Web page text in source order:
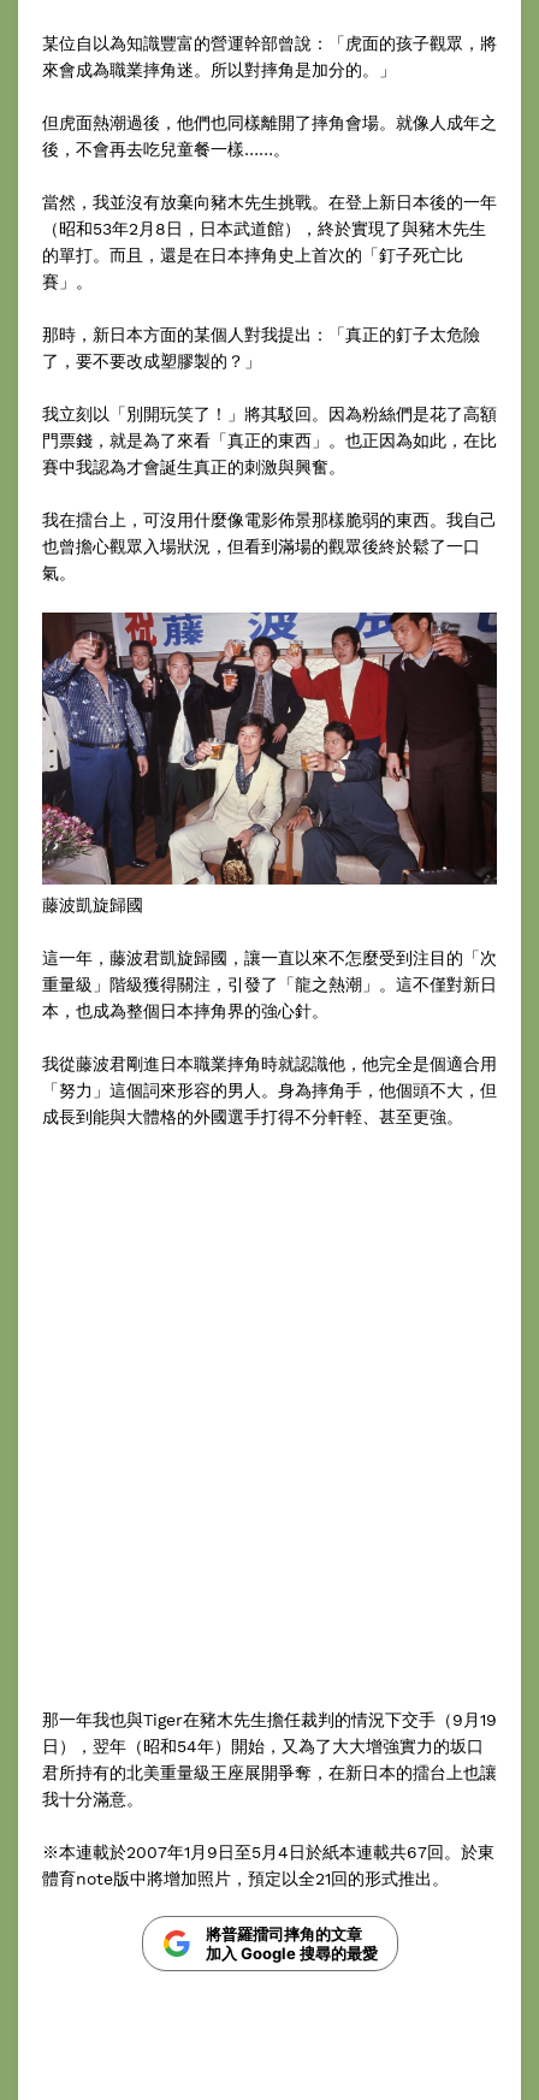
某位自以為知識豐富的營運幹部曾說：「虎面的孩子觀眾，將
來會成為職業摔角迷。所以對摔角是加分的。」
但虎面熱潮過後，他們也同樣離開了摔角會場。就像人成年之
後，不會再去吃兒童餐一樣……。
當然，我並沒有放棄向豬木先生挑戰。在登上新日本後的一年
（昭和53年2月8日，日本武道館），終於實現了與豬木先生
的單打。而且，還是在日本摔角史上首次的「釘子死亡比
賽」。
那時，新日本方面的某個人對我提出：「真正的釘子太危險
了，要不要改成塑膠製的？」
我立刻以「別開玩笑了！」將其駁回。因為粉絲們是花了高額
門票錢，就是為了來看「真正的東西」。也正因為如此，在比
賽中我認為才會誕生真正的刺激與興奮。
我在擂台上，可沒用什麼像電影佈景那樣脆弱的東西。我自己
也曾擔心觀眾入場狀況，但看到滿場的觀眾後終於鬆了一口
氣。
藤波凱旋歸國
這一年，藤波君凱旋歸國，讓一直以來不怎麼受到注目的「次
重量級」階級獲得關注，引發了「龍之熱潮」。這不僅對新日
本，也成為整個日本摔角界的強心針。
我從藤波君剛進日本職業摔角時就認識他，他完全是個適合用
「努力」這個詞來形容的男人。身為摔角手，他個頭不大，但
成長到能與大體格的外國選手打得不分軒輊、甚至更強。
那一年我也與Tiger在豬木先生擔任裁判的情況下交手（9月19
日），翌年（昭和54年）開始，又為了大大增強實力的坂口
君所持有的北美重量級王座展開爭奪，在新日本的擂台上也讓
我十分滿意。
※本連載於2007年1月9日至5月4日於紙本連載共67回。於東
體育note版中將增加照片，預定以全21回的形式推出。
將普羅擂司摔角的文章
加入 Google 搜尋的最愛